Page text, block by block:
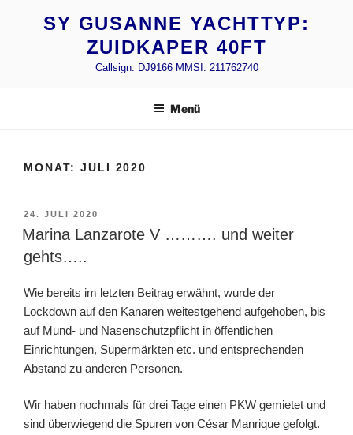
SY GUSANNE YACHTTYP:
ZUIDKAPER 40FT
Callsign: DJ9166 MMSI: 211762740
Menü
MONAT: JULI 2020
VERÖFFENTLICHT
AM
24. JULI 2020
Marina Lanzarote V ………. und weiter
gehts…..
Wie bereits im letzten Beitrag erwähnt, wurde der
Lockdown auf den Kanaren weitestgehend aufgehoben, bis
auf Mund- und Nasenschutzpflicht in öffentlichen
Einrichtungen, Supermärkten etc. und entsprechenden
Abstand zu anderen Personen.
Wir haben nochmals für drei Tage einen PKW gemietet und
sind überwiegend die Spuren von César Manrique gefolgt.